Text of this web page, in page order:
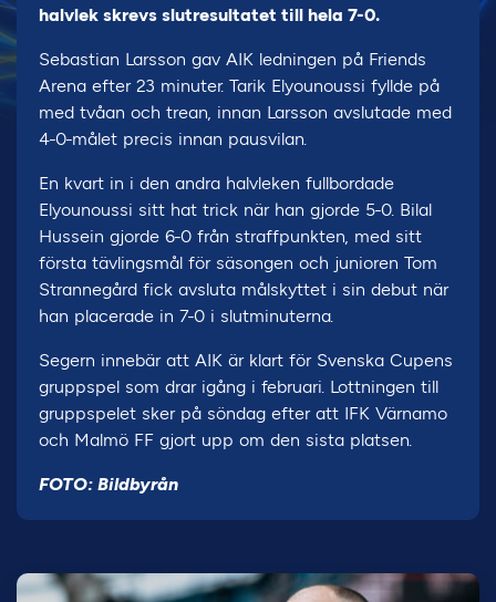
halvlek skrevs slutresultatet till hela 7-0.
Sebastian Larsson gav AIK ledningen på Friends
Arena efter 23 minuter. Tarik Elyounoussi fyllde på
med tvåan och trean, innan Larsson avslutade med
4-0-målet precis innan pausvilan.
En kvart in i den andra halvleken fullbordade
Elyounoussi sitt hat trick när han gjorde 5-0. Bilal
Hussein gjorde 6-0 från straffpunkten, med sitt
första tävlingsmål för säsongen och junioren Tom
Strannegård fick avsluta målskyttet i sin debut när
han placerade in 7-0 i slutminuterna.
Segern innebär att AIK är klart för Svenska Cupens
gruppspel som drar igång i februari. Lottningen till
gruppspelet sker på söndag efter att IFK Värnamo
och Malmö FF gjort upp om den sista platsen.
FOTO: Bildbyrån